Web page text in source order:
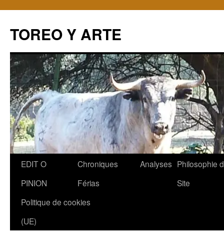
TOREO Y ARTE
Aller
contenu
EDIT O
PINION
Chroniques
Férias
Analyses Philosophie
Site
Politique de cookies
(UE)